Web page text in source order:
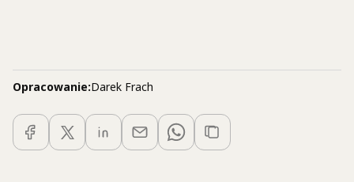
Opracowanie:Darek Frach